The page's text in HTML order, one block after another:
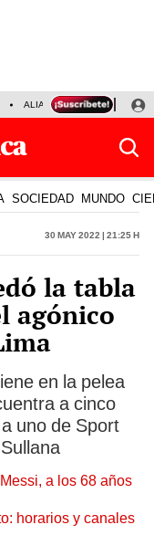
ALIANZA LIMA VS SPORT
SOCIEDAD MUNDO
30 May 2022 | 21:25 h
la tabla
agónico
en la pelea
a cinco
uno de Sport
a los 68 años
horarios y canales